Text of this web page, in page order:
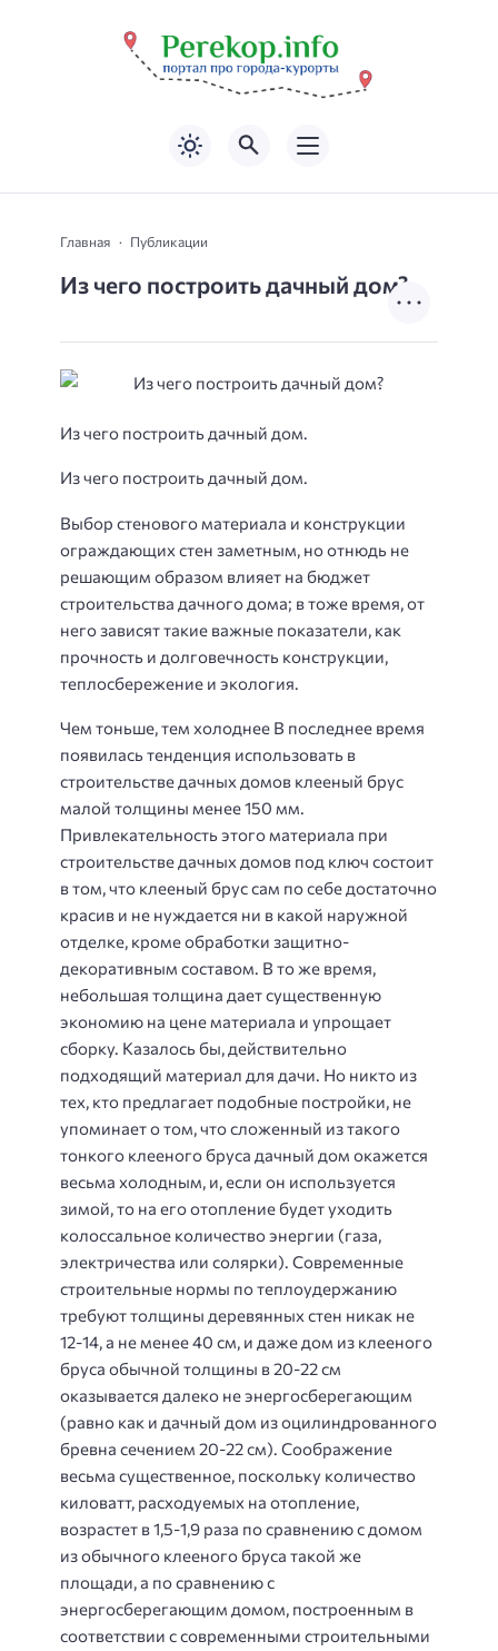
Главная Публикации
Из чего построить дачный дом?
Из чего построить дачный дом.
Из чего построить дачный дом.
Выбор стенового материала и конструкции
ограждающих стен заметным, но отнюдь не
решающим образом влияет на бюджет
строительства дачного дома; в тоже время, от
него зависят такие важные показатели, как
прочность и долговечность конструкции,
теплосбережение и экология.
Чем тоньше, тем холоднее В последнее время
появилась тенденция использовать в
строительстве дачных домов клееный брус
малой толщины менее 150 мм.
Привлекательность этого материала при
строительстве дачных домов под ключ состоит
в том, что клееный брус сам по себе достаточно
красив и не нуждается ни в какой наружной
отделке, кроме обработки защитно-
декоративным составом. В то же время,
небольшая толщина дает существенную
экономию на цене материала и упрощает
сборку. Казалось бы, действительно
подходящий материал для дачи. Но никто из
тех, кто предлагает подобные постройки, не
упоминает о том, что сложенный из такого
тонкого клееного бруса дачный дом окажется
весьма холодным, и, если он используется
зимой, то на его отопление будет уходить
колоссальное количество энергии (газа,
электричества или солярки). Современные
строительные нормы по теплоудержанию
требуют толщины деревянных стен никак не
12-14, а не менее 40 см, и даже дом из клееного
бруса обычной толщины в 20-22 см
оказывается далеко не энергосберегающим
(равно как и дачный дом из оцилиндрованного
бревна сечением 20-22 см). Соображение
весьма существенное, поскольку количество
киловатт, расходуемых на отопление,
возрастет в 1,5-1,9 раза по сравнению с домом
из обычного клееного бруса такой же
площади, а по сравнению с
энергосберегающим домом, построенным в
соответствии с современными строительными